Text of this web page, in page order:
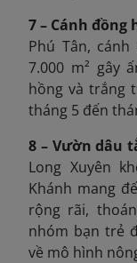
7 – Cánh
Phú Tân,
7.000 m² gây
hồng và trắng
tháng 5 đến
8 – Vườn dâu
Long Xuyên
Khánh mang
rộng rãi,
nhóm bạn trẻ
về mô hình